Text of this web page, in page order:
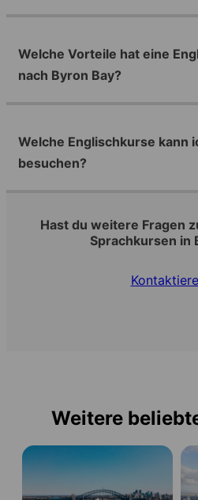
Welche Vorteile hat eine
nach Byron Bay?
Welche Englischkurse kann
besuchen?
Hast du weitere Fragen
Sprachkursen in
Weitere